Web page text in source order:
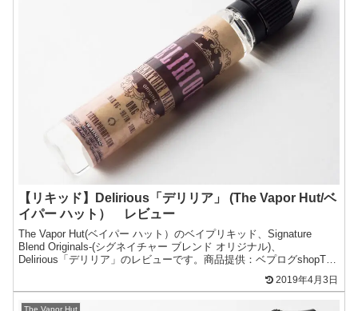
【リキッド】Delirious「デリリア」 (The Vapor Hut/ベ
イパー ハット） レビュー
The Vapor Hut(ベイパー ハット）のベイプリキッド、Signature
Blend Originals-(シグネイチャー ブレンド オリジナル)、
Delirious「デリリア」のレビューです。商品提供：ベプログshopThe
2019年4月3日
The Vapor Hut